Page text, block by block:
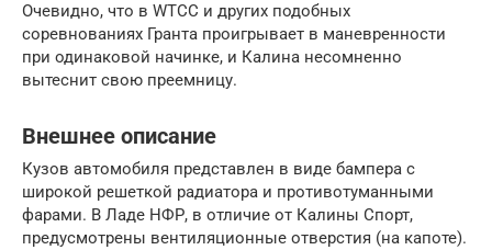
Очевидно, что в WTCC и других подобных
соревнованиях Гранта проигрывает в маневренности
при одинаковой начинке, и Калина несомненно
вытеснит свою преемницу.
Внешнее описание
Кузов автомобиля представлен в виде бампера с
широкой решеткой радиатора и противотуманными
фарами. В Ладе НФР, в отличие от Калины Спорт,
предусмотрены вентиляционные отверстия (на капоте).